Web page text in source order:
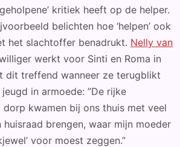
kritiek heeft op de helper.
belichten hoe ‘helpen’ ook
het slachtoffer benadrukt. Nelly van
werkt voor Sinti en Roma in
dit treffend wanneer ze terugblikt
in armoede: ”De rijke
kwamen bij ons thuis met veel
huisraad brengen, waar mijn moeder
voor moest zeggen.”